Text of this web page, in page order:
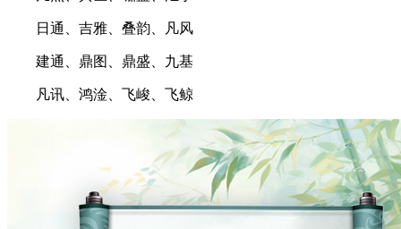
日通、吉雅、叠韵、凡风
建通、鼎图、鼎盛、九基
凡讯、鸿淦、飞峻、飞鲸